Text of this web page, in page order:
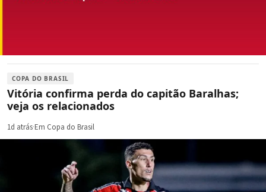
COPA DO BRASIL
Vitória confirma perda do capitão Baralhas;
veja os relacionados
1d atrás·Em Copa do Brasil